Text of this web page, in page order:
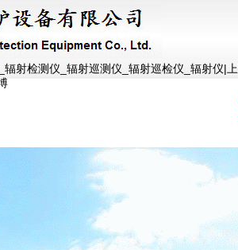
射检测仪_辐射巡测仪_辐射巡检仪_辐射仪|